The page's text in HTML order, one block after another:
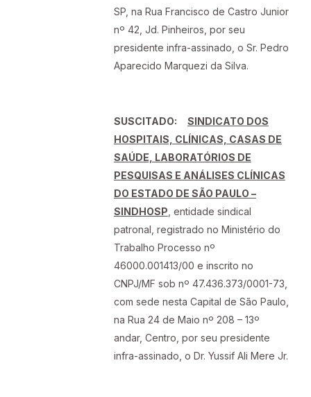
SP, na Rua Francisco de Castro Junior
nº 42, Jd. Pinheiros, por seu
presidente infra-assinado, o Sr. Pedro
Aparecido Marquezi da Silva.
SUSCITADO: SINDICATO DOS
HOSPITAIS, CLÍNICAS, CASAS DE
SAÚDE, LABORATÓRIOS DE
PESQUISAS E ANÁLISES CLÍNICAS
DO ESTADO DE SÃO PAULO –
SINDHOSP , entidade sindical
patronal, registrado no Ministério do
Trabalho Processo nº
46000.001413/00 e inscrito no
CNPJ/MF sob nº 47.436.373/0001-73,
com sede nesta Capital de São Paulo,
na Rua 24 de Maio nº 208 – 13º
andar, Centro, por seu presidente
infra-assinado, o Dr. Yussif Ali Mere Jr.